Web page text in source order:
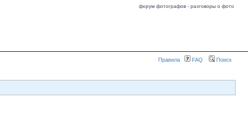
форум фотографов - разговоры о фото
Правила FAQ Поиск